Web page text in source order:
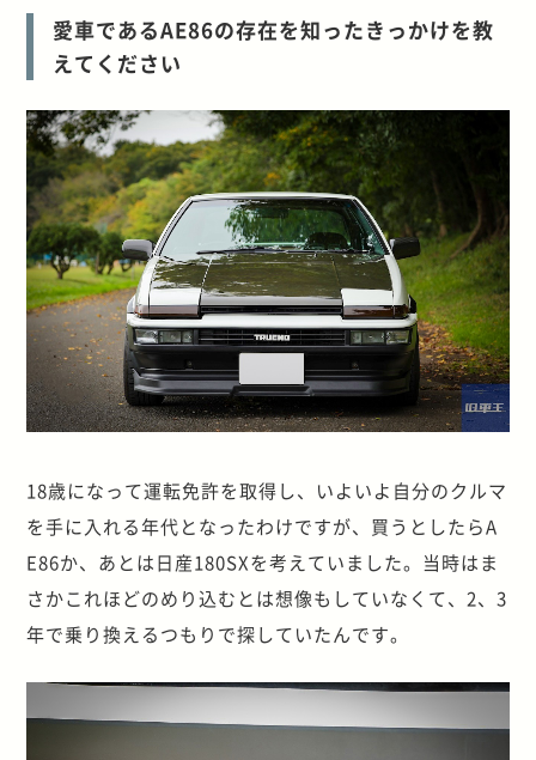
愛車であるAE86の存在を知ったきっかけを教
えてください
18歳になって運転免許を取得し、いよいよ自分のクルマ
を手に入れる年代となったわけですが、買うとしたらA
E86か、あとは日産180SXを考えていました。当時はま
さかこれほどのめり込むとは想像もしていなくて、2、3
年で乗り換えるつもりで探していたんです。